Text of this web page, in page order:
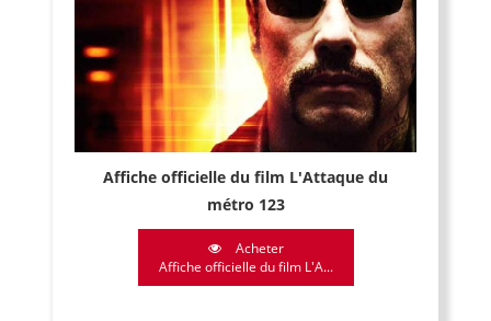
Affiche officielle du film L'Attaque du
métro 123
Acheter
Affiche officielle du film L'A...